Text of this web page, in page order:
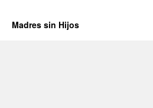
Madres sin Hijos